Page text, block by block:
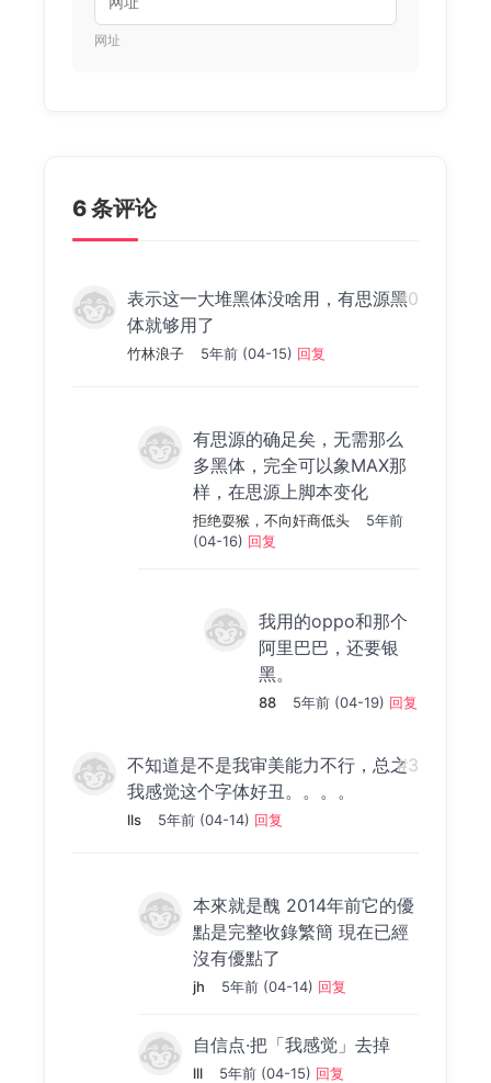
网址
6 条评论
表示这一大堆黑体没啥用，有思源黑
体就够用了
竹林浪子 5年前 (04-15) 回复
#0
有思源的确足矣，无需那么
多黑体，完全可以象MAX那
样，在思源上脚本变化
拒绝耍猴，不向奸商低头
5年前
(04-16) 回复
我用的oppo和那个
阿里巴巴，还要银
黑。
88 5年前 (04-19) 回复
不知道是不是我审美能力不行，总之
我感觉这个字体好丑。。。。
lls 5年前 (04-14) 回复
#3
本來就是醜 2014年前它的優
點是完整收錄繁簡 現在已經
沒有優點了
jh 5年前 (04-14) 回复
自信点·把「我感觉」去掉
lll 5年前 (04-15) 回复